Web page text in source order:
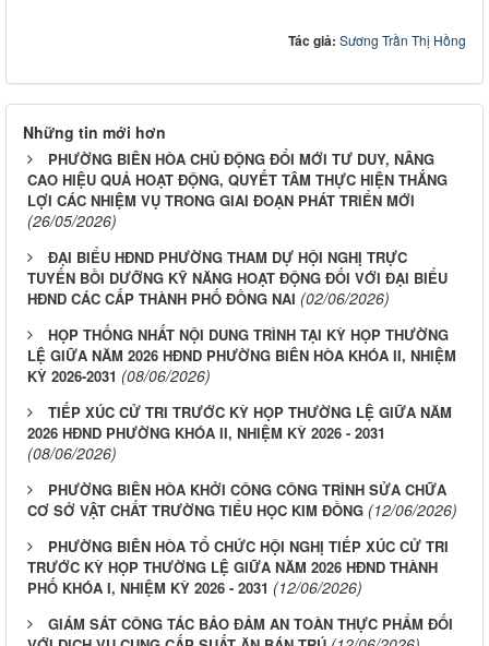
Tác giả: Sương Trần Thị Hồng
Những tin mới hơn
PHƯỜNG BIÊN HÒA CHỦ ĐỘNG ĐỔI MỚI TƯ DUY, NÂNG
CAO HIỆU QUẢ HOẠT ĐỘNG, QUYẾT TÂM THỰC HIỆN THẮNG
LỢI CÁC NHIỆM VỤ TRONG GIAI ĐOẠN PHÁT TRIỂN MỚI
(26/05/2026)
ĐẠI BIỂU HĐND PHƯỜNG THAM DỰ HỘI NGHỊ TRỰC
TUYẾN BỒI DƯỠNG KỸ NĂNG HOẠT ĐỘNG ĐỐI VỚI ĐẠI BIỂU
HĐND CÁC CẤP THÀNH PHỐ ĐỒNG NAI (02/06/2026)
HỌP THỐNG NHẤT NỘI DUNG TRÌNH TẠI KỲ HỌP THƯỜNG
LỆ GIỮA NĂM 2026 HĐND PHƯỜNG BIÊN HÒA KHÓA II, NHIỆM
KỲ 2026-2031 (08/06/2026)
TIẾP XÚC CỬ TRI TRƯỚC KỲ HỌP THƯỜNG LỆ GIỮA NĂM
2026 HĐND PHƯỜNG KHÓA II, NHIỆM KỲ 2026 - 2031
(08/06/2026)
PHƯỜNG BIÊN HÒA KHỞI CÔNG CÔNG TRÌNH SỬA CHỮA
CƠ SỞ VẬT CHẤT TRƯỜNG TIỂU HỌC KIM ĐỒNG (12/06/2026)
PHƯỜNG BIÊN HÒA TỔ CHỨC HỘI NGHỊ TIẾP XÚC CỬ TRI
TRƯỚC KỲ HỌP THƯỜNG LỆ GIỮA NĂM 2026 HĐND THÀNH
PHỐ KHÓA I, NHIỆM KỲ 2026 - 2031 (12/06/2026)
GIÁM SÁT CÔNG TÁC BẢO ĐẢM AN TOÀN THỰC PHẨM ĐỐI